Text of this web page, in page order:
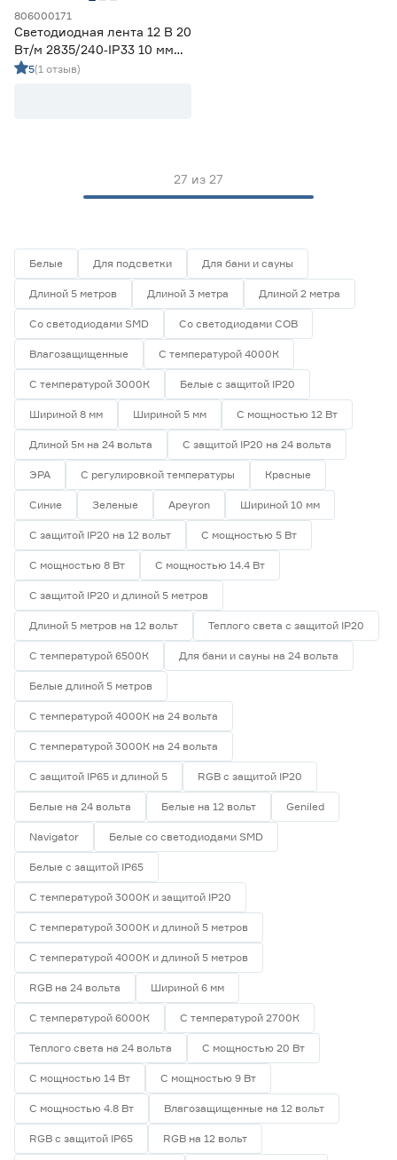
806000171
Светодиодная лента 12 В 20
Вт/м 2835/240‑IP33 10 мм
теплый 2 м Geniled
5(1 отзыв)
27 из 27
Белые Для подсветки Для бани и сауны
Длиной 5 метров Длиной 3 метра Длиной 2 метра
Со светодиодами SMD Со светодиодами СОВ
Влагозащищенные С температурой 4000К
С температурой 3000К Белые с защитой IP20
Шириной 8 мм Шириной 5 мм С мощностью 12 Вт
Длиной 5м на 24 вольта С защитой IP20 на 24 вольта
ЭРА С регулировкой температуры Красные
Синие Зеленые Apeyron Шириной 10 мм
С защитой IP20 на 12 вольт С мощностью 5 Вт
С мощностью 8 Вт С мощностью 14.4 Вт
С защитой IP20 и длиной 5 метров
Длиной 5 метров на 12 вольт Теплого света с защитой IP20
С температурой 6500К Для бани и сауны на 24 вольта
Белые длиной 5 метров
С температурой 4000К на 24 вольта
С температурой 3000К на 24 вольта
С защитой IP65 и длиной 5 RGB с защитой IP20
Белые на 24 вольта Белые на 12 вольт Geniled
Navigator Белые со светодиодами SMD
Белые с защитой IP65
С температурой 3000К и защитой IP20
С температурой 3000К и длиной 5 метров
С температурой 4000К и длиной 5 метров
RGB на 24 вольта Шириной 6 мм
С температурой 6000К С температурой 2700К
Теплого света на 24 вольта С мощностью 20 Вт
С мощностью 14 Вт С мощностью 9 Вт
С мощностью 4.8 Вт Влагозащищенные на 12 вольт
RGB с защитой IP65 RGB на 12 вольт